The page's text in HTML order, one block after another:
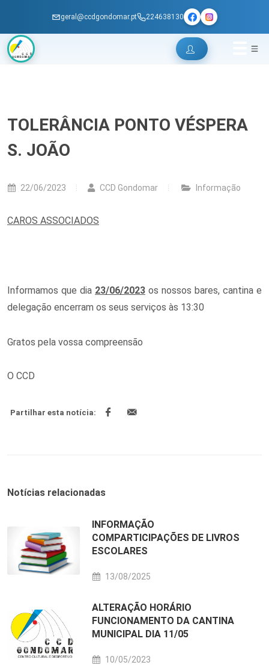
geral@ccdgondomar.pt 224638130
TOLERÂNCIA PONTO VÉSPERA
S. JOÃO
22/06/2023 CCD Gondomar Informação
CAROS ASSOCIADOS
Informamos que dia 23/06/2023 os nossos bares, cantina e
delegação encerram os seus serviços às 13:30
Gratos pela vossa compreensão
O CCD
Partilhar esta notícia:
Notícias relacionadas
INFORMAÇÃO
COMPARTICIPAÇÕES DE LIVROS
ESCOLARES
13/08/2025
ALTERAÇÃO HORÁRIO
FUNCIONAMENTO DA CANTINA
MUNICIPAL DIA 11/05
10/05/2023